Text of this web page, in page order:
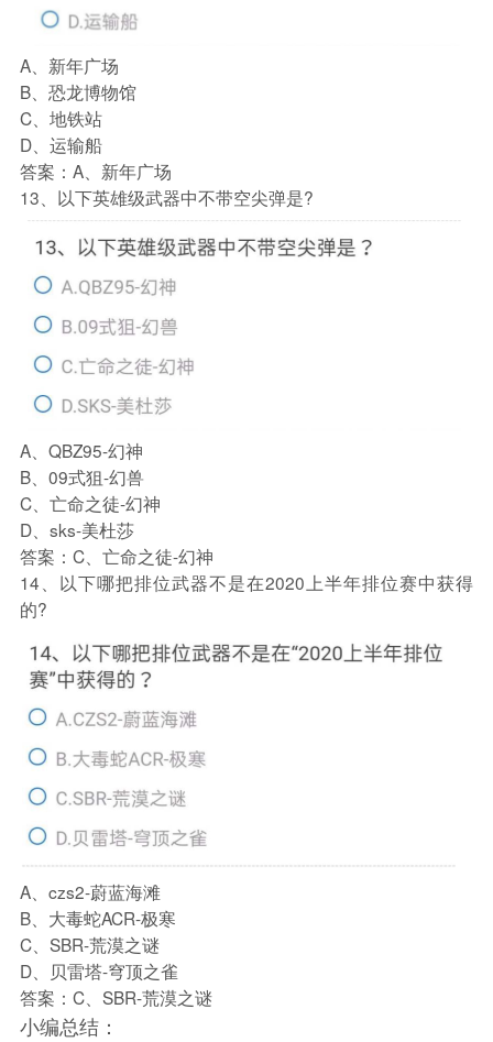
A、新年广场
B、恐龙博物馆
C、地铁站
D、运输船
答案：A、新年广场
13、以下英雄级武器中不带空尖弹是?
A、QBZ95-幻神
B、09式狙-幻兽
C、亡命之徒-幻神
D、sks-美杜莎
答案：C、亡命之徒-幻神
14、以下哪把排位武器不是在2020上半年排位赛中获得
的?
A、czs2-蔚蓝海滩
B、大毒蛇ACR-极寒
C、SBR-荒漠之谜
D、贝雷塔-穹顶之雀
答案：C、SBR-荒漠之谜
小编总结：